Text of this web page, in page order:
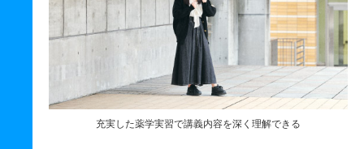
充実した薬学実習で講義内容を深く理解できる